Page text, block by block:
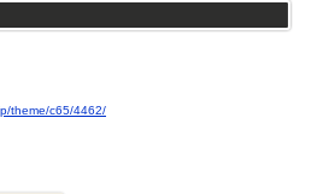
theme/c65/4462/